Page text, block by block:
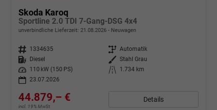
Skoda Karoq
Sportline 2.0 TDI 7-Gang-DSG 4x4
unverbindliche Lieferzeit: 21.08.2026 Neuwagen
Fahrzeugnr. 1334635 Getriebe Automatik
Kraftstoff
Diesel Außenfarbe Stahl Grau
Leistung
110 kW (150 PS) Kilometerstand
1.734 km
23.07.2026
44.879,– €
incl. 19% MwSt.
Details